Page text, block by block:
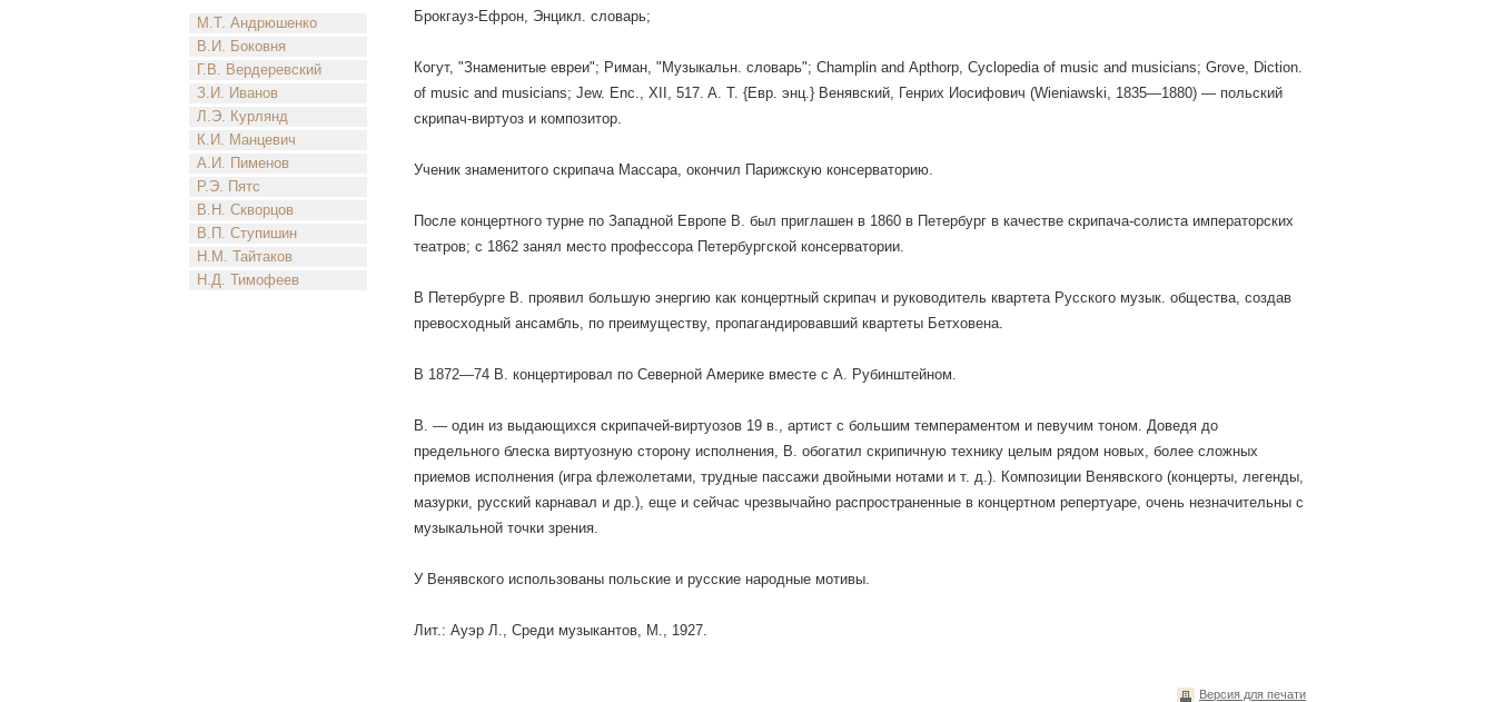
М.Т. Андрюшенко
В.И. Боковня
Г.В. Вердеревский
З.И. Иванов
Л.Э. Курлянд
К.И. Манцевич
А.И. Пименов
Р.Э. Пятс
В.Н. Скворцов
В.П. Ступишин
Н.М. Тайтаков
Н.Д. Тимофеев
Брокгауз-Ефрон, Энцикл. словарь;
Когут, "Знаменитые евреи"; Риман, "Музыкальн. словарь"; Champlin and Арthorp, Cyclopedia of music and musicians; Grove, Diction.
of music and musicians; Jew. Enc., XII, 517. A. T. {Евр. энц.} Венявский, Генрих Иосифович (Wieniawski, 1835—1880) — польский
скрипач-виртуоз и композитор.
Ученик знаменитого скрипача Массара, окончил Парижскую консерваторию.
После концертного турне по Западной Европе В. был приглашен в 1860 в Петербург в качестве скрипача-солиста императорских
театров; с 1862 занял место профессора Петербургской консерватории.
В Петербурге В. проявил большую энергию как концертный скрипач и руководитель квартета Русского музык. общества, создав
превосходный ансамбль, по преимуществу, пропагандировавший квартеты Бетховена.
В 1872—74 В. концертировал по Северной Америке вместе с А. Рубинштейном.
В. — один из выдающихся скрипачей-виртуозов 19 в., артист с большим темпераментом и певучим тоном. Доведя до
предельного блеска виртуозную сторону исполнения, В. обогатил скрипичную технику целым рядом новых, более сложных
приемов исполнения (игра флежолетами, трудные пассажи двойными нотами и т. д.). Композиции Венявского (концерты, легенды,
мазурки, русский карнавал и др.), еще и сейчас чрезвычайно распространенные в концертном репертуаре, очень незначительны с
музыкальной точки зрения.
У Венявского использованы польские и русские народные мотивы.
Лит.: Ауэp Л., Среди музыкантов, М., 1927.
Версия для печати